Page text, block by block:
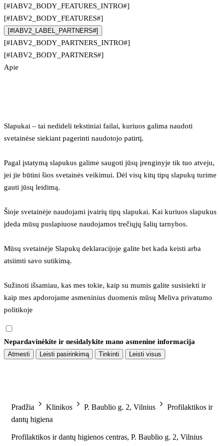
[#IABV2_BODY_FEATURES_INTRO#]
[#IABV2_BODY_FEATURES#]
[#IABV2_LABEL_PARTNERS#]
[#IABV2_BODY_PARTNERS_INTRO#]
[#IABV2_BODY_PARTNERS#]
Apie
Slapukai – tai nedideli tekstiniai failai, kuriuos galima naudoti
svetainėse siekiant pagerinti naudotojo patirtį.
Pagal įstatymą slapukus galime saugoti jūsų įrenginyje tik tuo atveju,
jei jie būtini šios svetainės veikimui. Dėl visų kitų tipų slapukų turime
gauti jūsų leidimą.
Šioje svetainėje naudojami įvairių tipų slapukai. Kai kuriuos slapukus
įdeda mūsų puslapiuose naudojamos trečiųjų šalių tarnybos.
Mūsų svetainėje Slapukų deklaracijoje galite bet kada keisti arba
atsiimti savo sutikimą.
Sužinoti išsamiau, kas mes tokie, kaip su mumis galite susisiekti ir
kaip mes apdorojame asmeninius duomenis mūsų Meliva privatumo
politikoje
Nepardavinėkite ir nesidalykite mano asmenine informacija
Atmesti Leisti pasirinkimą Tinkinti Leisti visus
Pradžia Klinikos P. Baublio g. 2, Vilnius
Profilaktikos ir
dantų higiena
Profilaktikos ir dantų higienos centras, P. Baublio g. 2, Vilnius